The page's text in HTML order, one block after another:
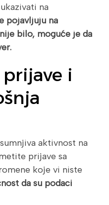
na
pojavljuju na
bilo, moguće je da
i
aktivnost na
prijave sa
koje vi niste
da su podaci